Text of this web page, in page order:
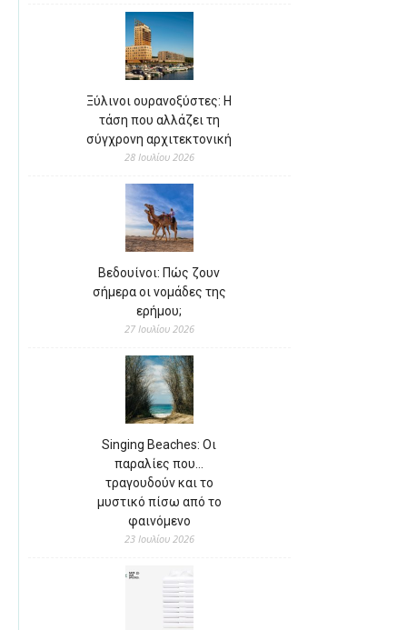
Ξύλινοι ουρανοξύστες: Η
τάση που αλλάζει τη
σύγχρονη αρχιτεκτονική
28 Ιουλίου 2026
Βεδουίνοι: Πώς ζουν
σήμερα οι νομάδες της
ερήμου;
27 Ιουλίου 2026
Singing Beaches: Οι
παραλίες που…
τραγουδούν και το
μυστικό πίσω από το
φαινόμενο
23 Ιουλίου 2026